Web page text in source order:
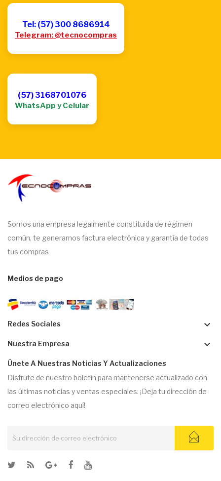
Tel: (57) 300 8686914
Telegram: @tecnocompras
(57) 3168701076
WhatsApp y Celular
Somos una empresa legalmente constituida de régimen
común, te generamos factura electrónica y garantía de todas
tus compras
Medios de pago
Redes Sociales keyboard_arrow_down
Nuestra Empresa keyboard_arrow_down
Únete A Nuestras Noticias Y Actualizaciones
Disfrute de nuestro boletín para mantenerse actualizado con
las últimas noticias y ventas especiales. ¡Deja tu dirección de
correo electrónico aquí!